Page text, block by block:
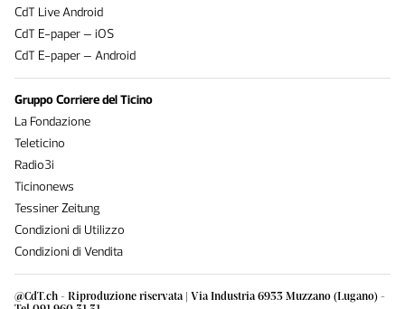
@CdT.ch - Riproduzione riservata | Via Industria 6933 Muzzano (Lugano) -
CdT Live Android
CdT E-paper – iOS
CdT E-paper – Android
Gruppo Corriere del Ticino
La Fondazione
Teleticino
Radio3i
Ticinonews
Tessiner Zeitung
Condizioni di Utilizzo
Condizioni di Vendita